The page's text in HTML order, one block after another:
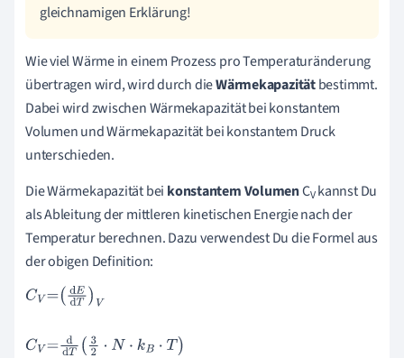
gleichnamigen Erklärung!
Wie viel Wärme in einem Prozess pro Temperaturänderung
übertragen wird, wird durch dieWärmekapazitätbestimmt.
Dabei wird zwischen Wärmekapazität bei konstantem
Volumen und Wärmekapazität bei konstantem Druck
unterschieden.
Die Wärmekapazität bei konstantem VolumenCVkannst Du
als Ableitung der mittleren kinetischen Energie nach der
Temperatur berechnen. Dazu verwendest Du die Formel aus
der obigen Definition:
CV=dEdTVCV = ddT32·N ·kB·